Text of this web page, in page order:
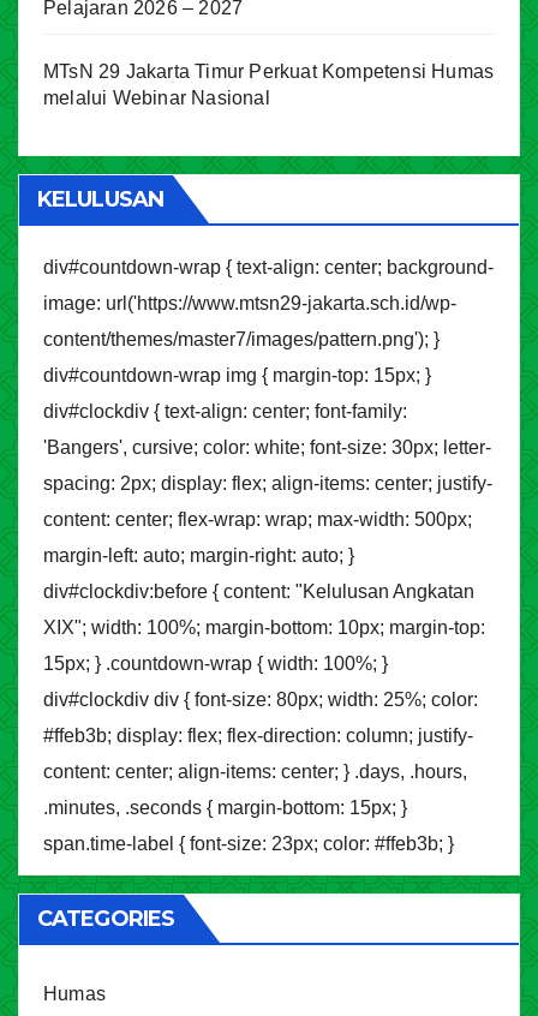
Pelajaran 2026 – 2027
MTsN 29 Jakarta Timur Perkuat Kompetensi Humas
melalui Webinar Nasional
KELULUSAN
div#countdown-wrap { text-align: center; background-
image: url('https://www.mtsn29-jakarta.sch.id/wp-
content/themes/master7/images/pattern.png'); }
div#countdown-wrap img { margin-top: 15px; }
div#clockdiv { text-align: center; font-family:
'Bangers', cursive; color: white; font-size: 30px; letter-
spacing: 2px; display: flex; align-items: center; justify-
content: center; flex-wrap: wrap; max-width: 500px;
margin-left: auto; margin-right: auto; }
div#clockdiv:before { content: "Kelulusan Angkatan
XIX"; width: 100%; margin-bottom: 10px; margin-top:
15px; } .countdown-wrap { width: 100%; }
div#clockdiv div { font-size: 80px; width: 25%; color:
#ffeb3b; display: flex; flex-direction: column; justify-
content: center; align-items: center; } .days, .hours,
.minutes, .seconds { margin-bottom: 15px; }
span.time-label { font-size: 23px; color: #ffeb3b; }
CATEGORIES
Humas